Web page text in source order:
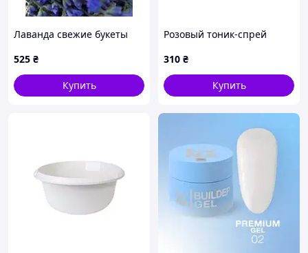
Лаванда свежие букеты
525 ₴
Купить
Розовый тоник-спрей
310 ₴
Купить